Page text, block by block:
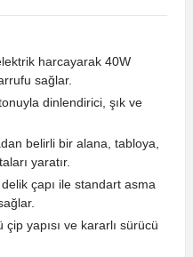
harcayarak 40W
sağlar.
tonuyla dinlendirici, şık ve
belirli bir alana, tabloya,
yaratır.
çapı ile standart asma
çip yapısı ve kararlı sürücü